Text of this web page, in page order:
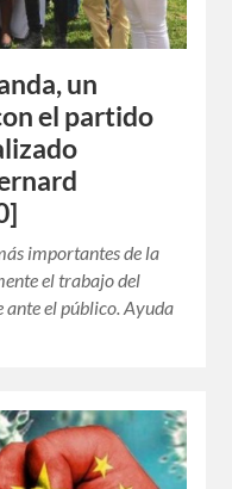
un
el partido
importantes de la
el trabajo del
ante el público. Ayuda